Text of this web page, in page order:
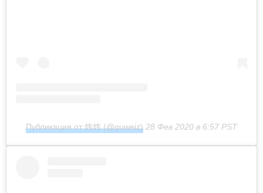
Публикация от 炜炜 (@guweiz) 28 Фев 2020 в 6:57 PST